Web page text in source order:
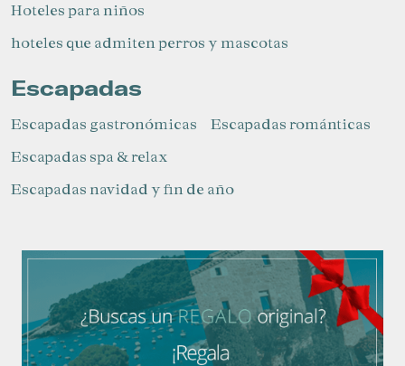
Hoteles para niños​
hoteles que admiten perros y mascotas
Escapadas
Escapadas gastronómicas
Escapadas románticas
Escapadas spa & relax
Escapadas navidad y fin de año